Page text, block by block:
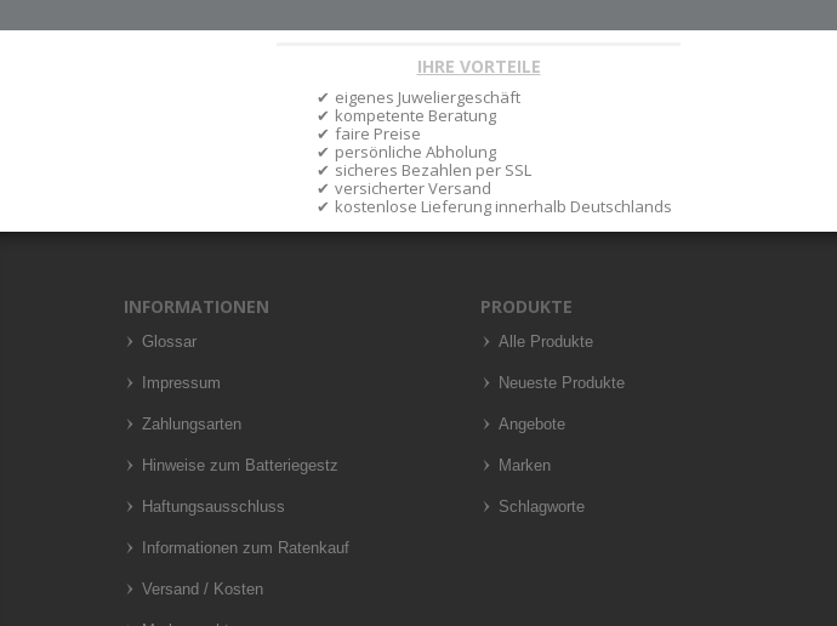
IHRE VORTEILE
eigenes Juweliergeschäft
kompetente Beratung
faire Preise
persönliche Abholung
sicheres Bezahlen per SSL
versicherter Versand
kostenlose Lieferung innerhalb Deutschlands
INFORMATIONEN
Glossar
Impressum
Zahlungsarten
Hinweise zum Batteriegestz
Haftungsausschluss
Informationen zum Ratenkauf
Versand / Kosten
PRODUKTE
Alle Produkte
Neueste Produkte
Angebote
Marken
Schlagworte